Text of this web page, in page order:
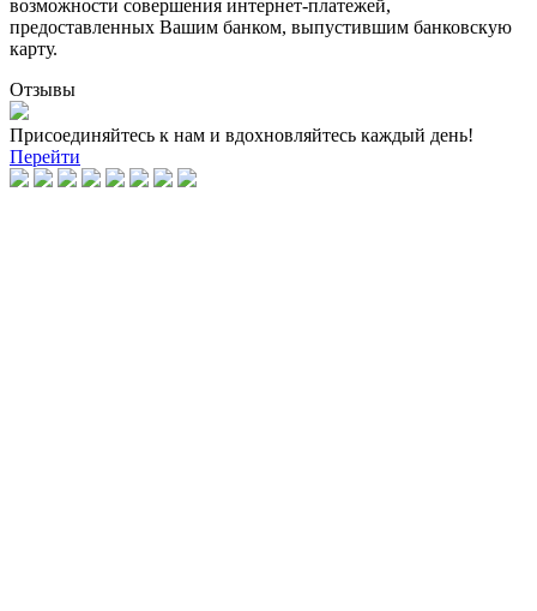
возможности совершения интернет-платежей,
предоставленных Вашим банком, выпустившим банковскую
карту.
Отзывы
Присоединяйтесь к нам и вдохновляйтесь каждый день!
Перейти